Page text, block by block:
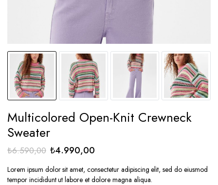
Multicolored Open-Knit Crewneck
Sweater
₺6.590,00 Orijinal
fiyat:
₺6.590,00.
₺4.990,00Şu
fiyat:
Lorem ipsum dolor sit amet, consectetur adipiscing elit, sed do eiusmod
tempor incididunt ut labore et dolore magna aliqua.